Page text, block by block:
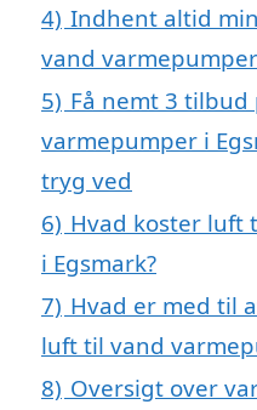
4) Indhent altid
vand
5) Få nemt 3
varmepumper i
tryg ved
6) Hvad koster luft
i Egsmark?
7) Hvad er med til
luft til vand
8) Oversigt over